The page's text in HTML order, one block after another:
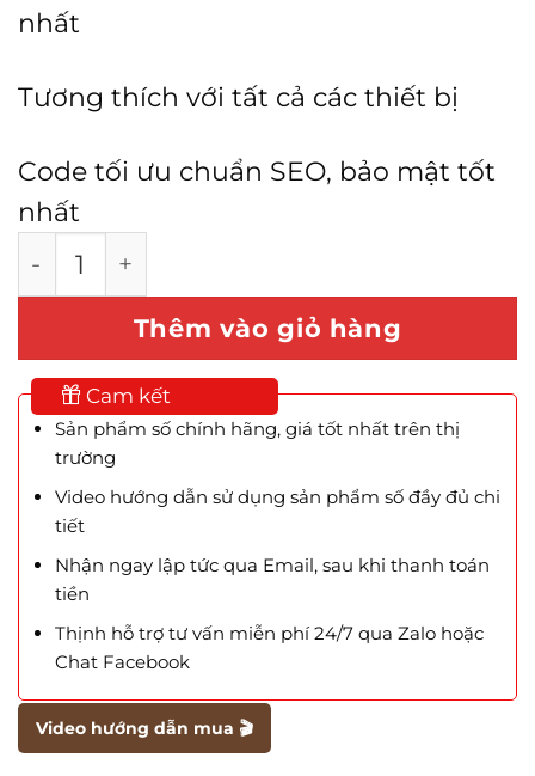
nhất
Tương thích với tất cả các thiết bị
Code tối ưu chuẩn SEO, bảo mật tốt
nhất
Mẫu Website Chuyên Bán Đồ Cũ số lượng
Thêm vào giỏ hàng
Cam kết
Sản phẩm số chính hãng, giá tốt nhất trên thị
trường
Video hướng dẫn sử dụng sản phẩm số đầy đủ chi
tiết
Nhận ngay lập tức qua Email, sau khi thanh toán
tiền
Thịnh hỗ trợ tư vấn miễn phí 24/7 qua Zalo hoặc
Chat Facebook
Video hướng dẫn mua 🎬